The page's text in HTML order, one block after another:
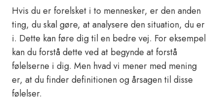
Hvis du er forelsket i to mennesker, er den anden
ting, du skal gøre, at analysere den situation, du er
i. Dette kan føre dig til en bedre vej. For eksempel
kan du forstå dette ved at begynde at forstå
følelserne i dig. Men hvad vi mener med mening
er, at du finder definitionen og årsagen til disse
følelser.